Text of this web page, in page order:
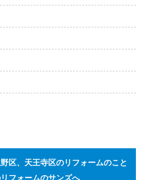
区、天王寺区のリフォームのこと
フォームのサンズへ